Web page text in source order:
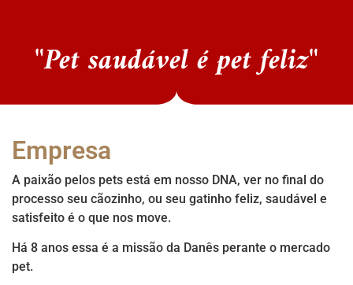
"Pet saudável é pet feliz"
Empresa
A paixão pelos pets está em nosso DNA, ver no final do
processo seu cãozinho, ou seu gatinho feliz, saudável e
satisfeito é o que nos move.
Há 8 anos essa é a missão da Danês perante o mercado
pet.